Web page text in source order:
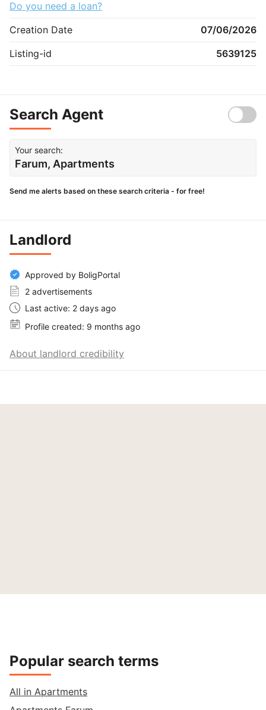
Do you need a loan?
Creation Date
07/06/2026
Listing-id
5639125
Search Agent
Your search:
Farum, Apartments
Send me alerts based on these search criteria - for free!
Landlord
Approved by BoligPortal
2 advertisements
Last active: 2 days ago
Profile created: 9 months ago
About landlord credibility
Popular search terms
All in Apartments